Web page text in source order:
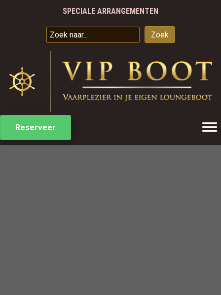
VAREN VANAF €50 PER UUR
JE EIGEN LUXE LOUNGEBOOT VOOR 9 PERSONEN
SPECIALE ARRANGEMENTEN
Zoek
Reserveer